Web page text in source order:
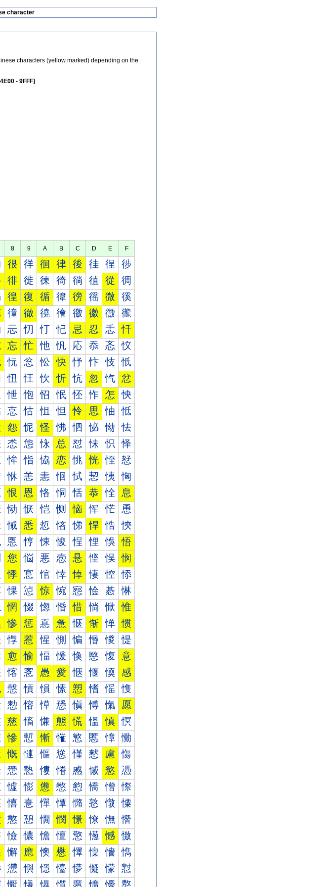
character
characters (yellow marked) depending on the
- 9FFF]
8 9 A B C D E F
很 徉 徊 律 後 徍 徎 徏
徘 徙 徚 徛 徜 徝 從 徟
徨 復 循 徫 徬 徭 微 徯
徸 徹 徺 徻 徼 徽 徾 徿
忈 忉 忊 忋 忌 忍 忎 忏
忘 忙 忚 忛 応 忝 忞 忟
忨 忩 忪 快 忬 忭 忮 忯
忸 忹 忺 忻 忼 忽 忾 忿
怈 怉 怊 怋 怌 怍 怎 怏
怘 怙 怚 怛 怜 思 怞 怟
怨 怩 怪 怫 怬 怭 怮 怯
怸 怹 怺 总 怼 怽 怾 怿
恈 恉 恊 恋 恌 恍 恎 恏
恘 恙 恚 恛 恜 恝 恞 恟
恨 恩 恪 恫 恬 恭 恮 息
恸 恹 恺 恻 恼 恽 恾 恿
悈 悉 悊 悋 悌 悍 悎 悏
悘 悙 悚 悛 悜 悝 悞 悟
您 悩 悪 悫 悬 悭 悮 悯
悸 悹 悺 悻 悼 悽 悾 悿
惈 惉 惊 惋 惌 惍 惎 惏
惘 惙 惚 惛 惜 惝 惞 惟
惨 惩 惪 惫 惬 惭 惮 惯
惸 惹 惺 惻 惼 惽 惾 惿
愈 愉 愊 愋 愌 愍 愎 意
愘 愙 愚 愛 愜 愝 愞 感
愨 愩 愪 愫 愬 愭 愮 愯
愸 愹 愺 愻 愼 愽 愾 愿
慈 慉 慊 態 慌 慍 慎 慏
慘 慙 慚 慛 慜 慝 慞 慟
慨 慩 慪 慫 慬 慭 慮 慯
慸 慹 慺 慻 慼 慽 慾 慿
憈 憉 憊 憋 憌 憍 憎 憏
憘 憙 憚 憛 憜 憝 憞 憟
憨 憩 憪 憫 憬 憭 憮 憯
憸 憹 憺 憻 憼 憽 憾 憿
懈 應 懊 懋 懌 懍 懎 懏
懘 懙 懚 懛 懜 懝 懞 懟
懨 懩 懪 懫 懬 懭 懮 懯